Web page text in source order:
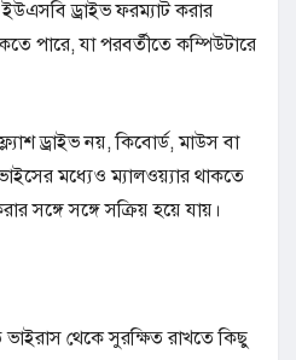
ইউএসবি ড্রাইভ ফরম্যাট করার
পারে, যা পরবর্তীতে কম্পিউটারে
ড্রাইভ নয়, কিবোর্ড, মাউস বা
মধ্যেও ম্যালওয়্যার থাকতে
সঙ্গে সঙ্গে সক্রিয় হয়ে যায়।
থেকে সুরক্ষিত রাখতে কিছু